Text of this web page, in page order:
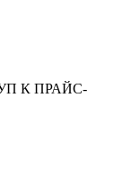
К ПРАЙС-